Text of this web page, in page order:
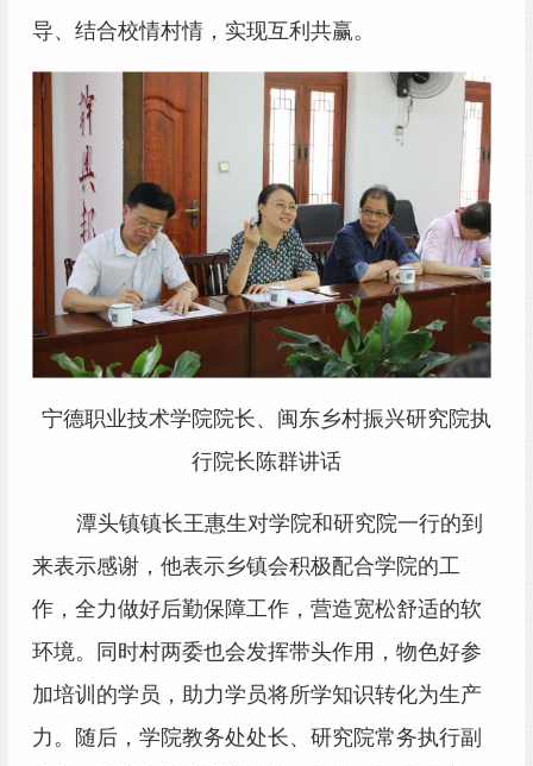
导、结合校情村情，实现互利共赢。
宁德职业技术学院院长、闽东乡村振兴研究院执
行院长陈群讲话
潭头镇镇长王惠生对学院和研究院一行的到
来表示感谢，他表示乡镇会积极配合学院的工
作，全力做好后勤保障工作，营造宽松舒适的软
环境。同时村两委也会发挥带头作用，物色好参
加培训的学员，助力学员将所学知识转化为生产
力。 随后 ，学院教务处处长、研究院常务执行副